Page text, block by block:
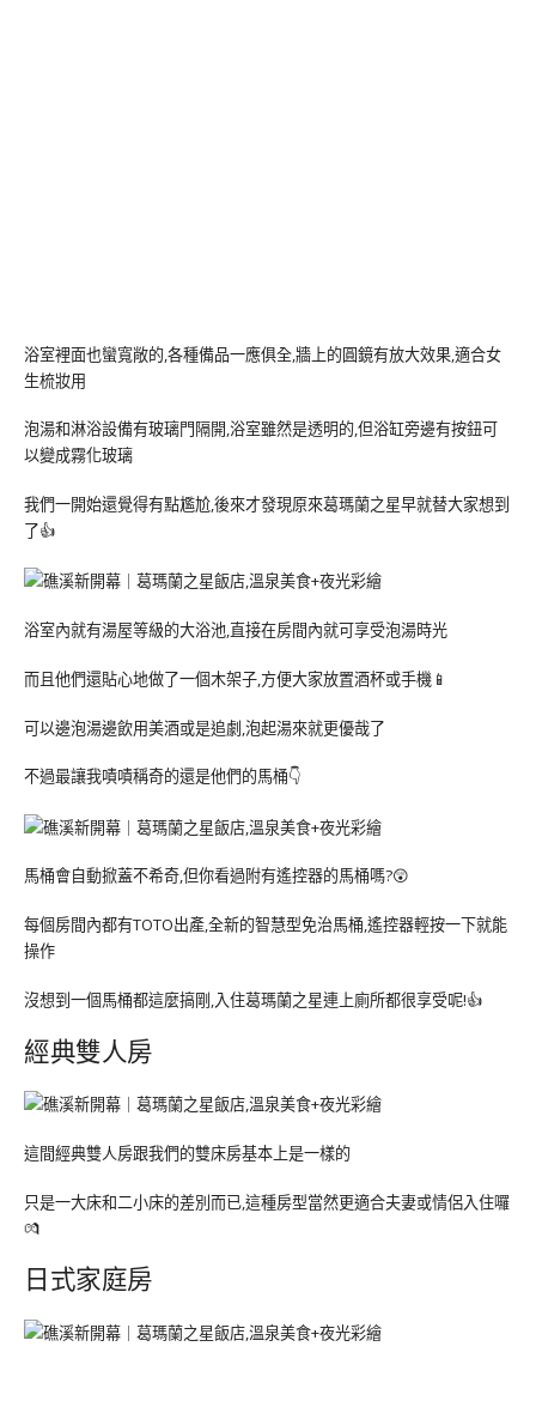
浴室裡面也蠻寬敞的,各種備品一應俱全,牆上的圓鏡有放大效果,適合女
生梳妝用
泡湯和淋浴設備有玻璃門隔開,浴室雖然是透明的,但浴缸旁邊有按鈕可
以變成霧化玻璃
我們一開始還覺得有點尷尬,後來才發現原來葛瑪蘭之星早就替大家想到
了👍
浴室內就有湯屋等級的大浴池,直接在房間內就可享受泡湯時光
而且他們還貼心地做了一個木架子,方便大家放置酒杯或手機📱
可以邊泡湯邊飲用美酒或是追劇,泡起湯來就更優哉了
不過最讓我嘖嘖稱奇的還是他們的馬桶👇
馬桶會自動掀蓋不希奇,但你看過附有遙控器的馬桶嗎?😲
每個房間內都有TOTO出產,全新的智慧型免治馬桶,遙控器輕按一下就能
操作
沒想到一個馬桶都這麼搞剛,入住葛瑪蘭之星連上廁所都很享受呢!👍
經典雙人房
這間經典雙人房跟我們的雙床房基本上是一樣的
只是一大床和二小床的差別而已,這種房型當然更適合夫妻或情侶入住囉
💏
日式家庭房